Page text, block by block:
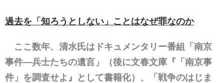
過去を「知ろうとしない」ことはなぜ罪なのか
ここ数年、清水氏はドキュメンタリー番組「南京
事件―兵士たちの遺言」（後に文春文庫『「南京事
件」を調査せよ』として書籍化）、「戦争のはじま